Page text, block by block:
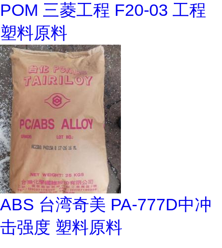
POM 三菱工程 F20-03 工程
塑料原料
ABS 台湾奇美 PA-777D中冲
击强度 塑料原料